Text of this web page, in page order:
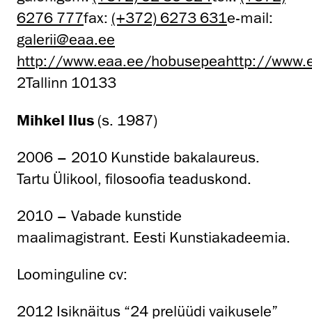
6276 777fax: (+372) 6273 631e-mail:
galerii@eaa.ee
http://www.eaa.ee/hobusepeahttp://
2Tallinn 10133
Mihkel Ilus (s. 1987)
2006 – 2010 Kunstide bakalaureus.
Tartu Ülikool, filosoofia teaduskond.
2010 – Vabade kunstide
maalimagistrant. Eesti Kunstiakadeemia.
Loominguline cv:
2012 Isiknäitus “24 prelüüdi vaikusele”